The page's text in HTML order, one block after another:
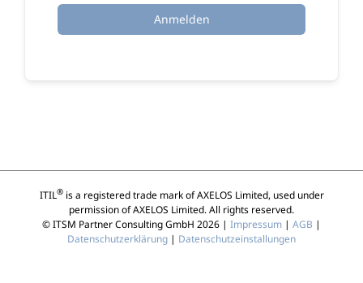
Anmelden
ITIL®is a registered trade mark of AXELOS Limited, used under
permission of AXELOS Limited. All rights reserved.
© ITSM Partner Consulting GmbH 2026 | Impressum | AGB |
Datenschutzerklärung | Datenschutzeinstallungen